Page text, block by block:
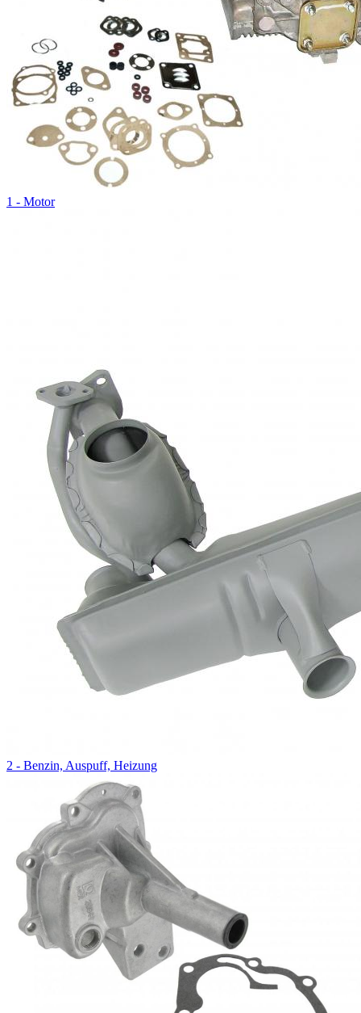
1 - Motor
2 - Benzin, Auspuff, Heizung